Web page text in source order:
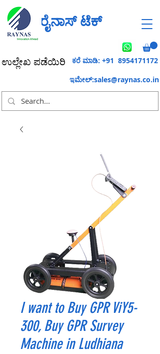
ಉಲ್ಲೇಖ ಪಡೆಯಿರಿ
ರೈನಾಸ್ ಟೆಕ್
ಕರೆ ಮಾಡಿ: +91 8954171172
ಇಮೇಲ್:sales@raynas.co.in
I want to Buy GPR ViY5-
300, Buy GPR Survey
Machine in Ludhiana